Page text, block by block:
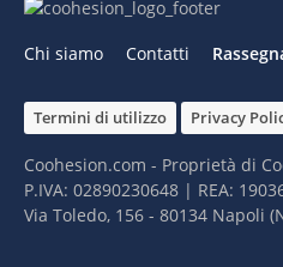
Chi siamo Contatti
Termini di utilizzo Privacy
Coohesion.com - Proprietà di
P.IVA: 02890230648 | REA:
Via Toledo, 156 - 80134 Napoli